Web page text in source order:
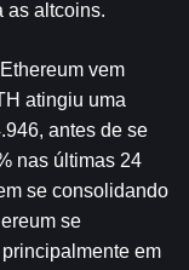
as altcoins.
vem
atingiu uma
antes de se
nas últimas 24
se consolidando
se
em